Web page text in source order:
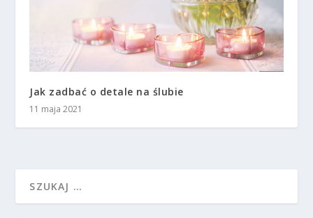
Jak zadbać o detale na ślubie
11 maja 2021